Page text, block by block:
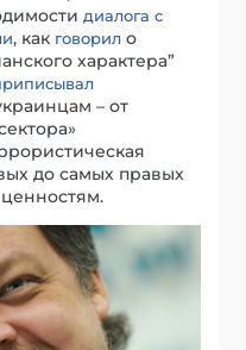
диалога с
, как говорил о
характера”
– от
до самых правых